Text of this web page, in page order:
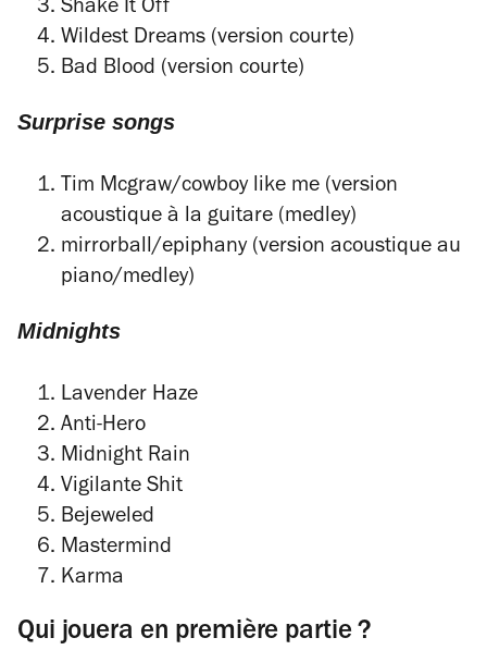
Shake It Off
Wildest Dreams (version courte)
Bad Blood (version courte)
Surprise songs
Tim Mcgraw/cowboy like me (version
acoustique à la guitare (medley)
mirrorball/epiphany (version acoustique au
piano/medley)
Midnights
Lavender Haze
Anti-Hero
Midnight Rain
Vigilante Shit
Bejeweled
Mastermind
Karma
Qui jouera en première partie ?